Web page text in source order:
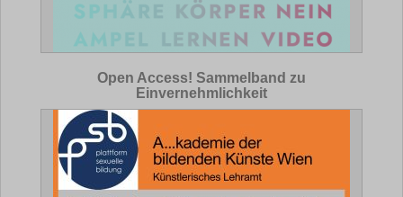
Open Access! Sammelband zu
Einvernehmlichkeit